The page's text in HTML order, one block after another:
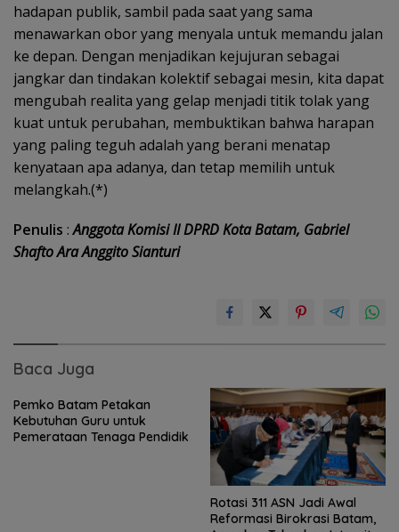
hadapan publik, sambil pada saat yang sama
menawarkan obor yang menyala untuk memandu jalan
ke depan. Dengan menjadikan kejujuran sebagai
jangkar dan tindakan kolektif sebagai mesin, kita dapat
mengubah realita yang gelap menjadi titik tolak yang
kuat untuk perubahan, membuktikan bahwa harapan
yang paling teguh adalah yang berani menatap
kenyataan apa adanya, dan tetap memilih untuk
melangkah.(*)
Penulis :Anggota Komisi II DPRD Kota Batam, Gabriel
Shafto Ara Anggito Sianturi
Baca Juga
Pemko Batam Petakan
Kebutuhan Guru untuk
Pemerataan Tenaga Pendidik
Rotasi 311 ASN Jadi Awal
Reformasi Birokrasi Batam,